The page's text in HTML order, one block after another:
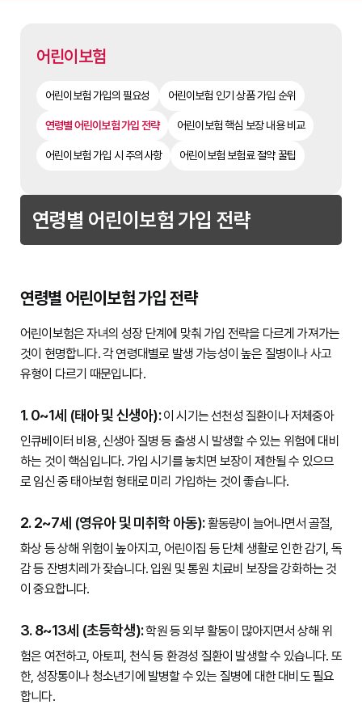
어린이보험
어린이보험 가입의 필요성 어린이보험 인기 상품 가입 순위
연령별 어린이보험 가입 전략 어린이보험 핵심 보장 내용 비교
어린이보험 가입 시 주의사항 어린이보험 보험료 절약 꿀팁
연령별 어린이보험 가입 전략
연령별 어린이보험 가입 전략
어린이보험은 자녀의 성장 단계에 맞춰 가입 전략을 다르게 가져가는
것이 현명합니다. 각 연령대별로 발생 가능성이 높은 질병이나 사고
유형이 다르기 때문입니다.
1. 0~1세 (태아 및 신생아): 이 시기는 선천성 질환이나 저체중아
인큐베이터 비용, 신생아 질병 등 출생 시 발생할 수 있는 위험에 대비
하는 것이 핵심입니다. 가입 시기를 놓치면 보장이 제한될 수 있으므
로 임신 중 태아보험 형태로 미리 가입하는 것이 좋습니다.
2. 2~7세 (영유아 및 미취학 아동): 활동량이 늘어나면서 골절,
화상 등 상해 위험이 높아지고, 어린이집 등 단체 생활로 인한 감기, 독
감 등 잔병치레가 잦습니다. 입원 및 통원 치료비 보장을 강화하는 것
이 중요합니다.
3. 8~13세 (초등학생): 학원 등 외부 활동이 많아지면서 상해 위
험은 여전하고, 아토피, 천식 등 환경성 질환이 발생할 수 있습니다. 또
한, 성장통이나 청소년기에 발병할 수 있는 질병에 대한 대비도 필요
합니다.